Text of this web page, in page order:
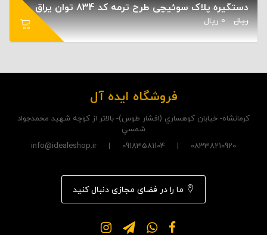
دستگیره پلاک سوئیچی طرح ترمه کد 834 توان یراق
ریال 0 ریال
فروشگاه ایده آل
کرمانشاه- خيابان کوهساري (افشار طوس)- بالاتر از کوچه شهيد محمدجواد
شمسي
08338210920 | 09183581104 | info@idealeshop.ir
ما را در فضای مجازی دنبال کنید